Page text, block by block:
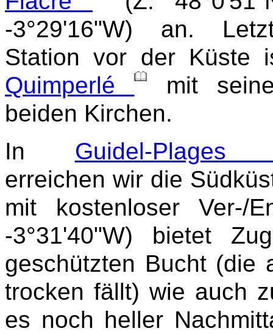
-3°29'16"W) an.
Station vor der Küste
Quimperlé
mit
beiden Kirchen.
In Guidel-
erreichen wir die
mit kostenloser Ver-/
-3°31'40"W) bietet
geschützten Bucht (die
trocken fällt) wie auch
es noch heller